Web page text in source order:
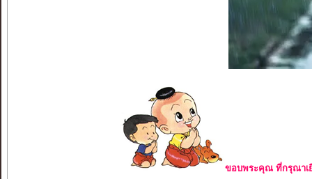
ขอบพระคุณ ที่กรุณาเ